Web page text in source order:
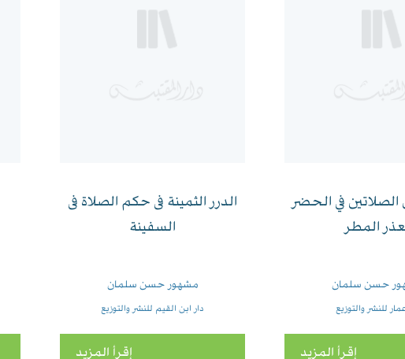
في الحضر
المطر
حسن سلمان
للنشر والتوزيع
إقرأ المزيد
الدرر الثمينة فى حكم الصلاة فى
السفينة
مشهور حسن سلمان
دار ابن القيم للنشر والتوزيع
إقرأ المزيد